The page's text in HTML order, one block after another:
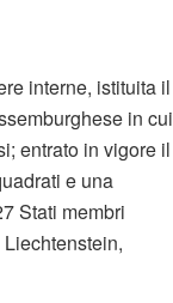
interne, istituita il
in cui
entrato in vigore il
e una
Stati membri